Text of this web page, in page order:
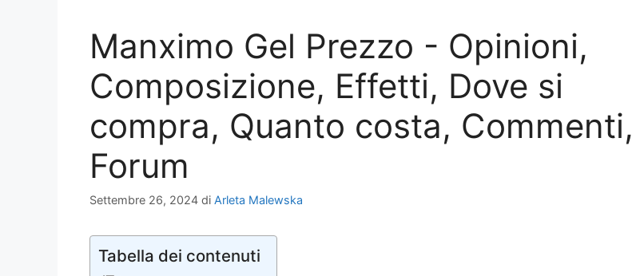
Manximo Gel Prezzo - Opinioni,
Composizione, Effetti, Dove si
compra, Quanto costa, Commenti,
Forum
Settembre 26, 2024 di Arleta Malewska
Tabella dei contenuti